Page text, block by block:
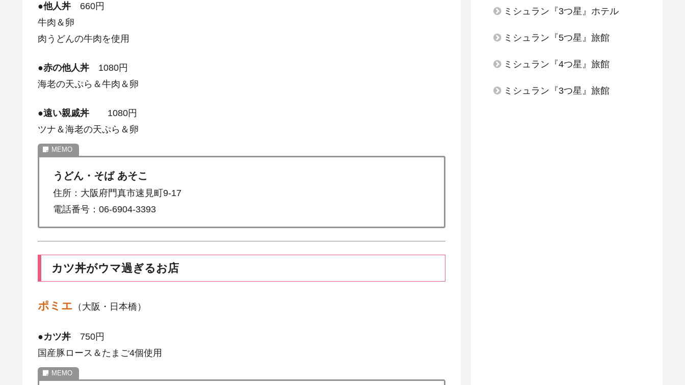
●他人丼 660円
牛肉＆卵
肉うどんの牛肉を使用
●赤の他人丼 1080円
海老の天ぷら＆牛肉＆卵
●遠い親戚丼 1080円
ツナ＆海老の天ぷら＆卵
うどん・そば あそこ
住所：大阪府門真市速見町9-17
電話番号：06-6904-3393
カツ丼がウマ過ぎるお店
ポミエ （大阪・日本橋）
●カツ丼 750円
国産豚ロース＆たまご4個使用
ミシュラン『3つ星』ホテル
ミシュラン『5つ星』旅館
ミシュラン『4つ星』旅館
ミシュラン『3つ星』旅館